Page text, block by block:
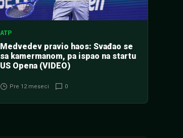
ATP
Medvedev pravio haos: Svađao se
sa kamermanom, pa ispao na startu
US Opena (VIDEO)
Pre 12 meseci 0